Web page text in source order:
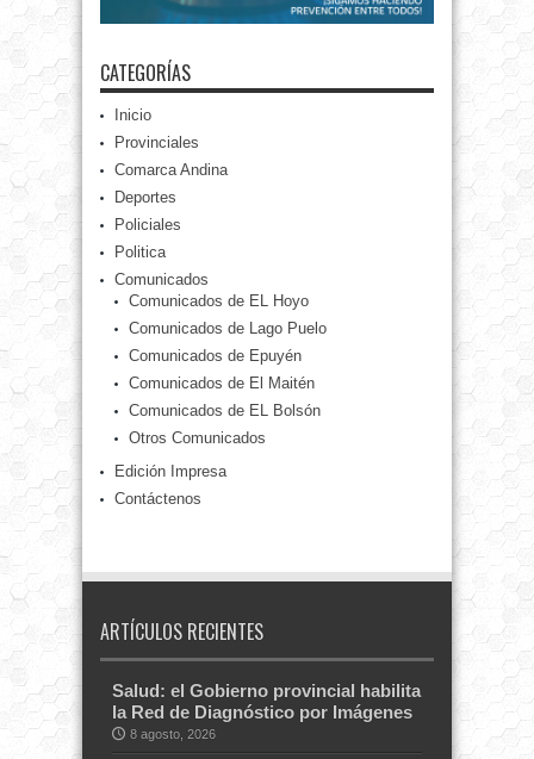
CATEGORÍAS
Inicio
Provinciales
Comarca Andina
Deportes
Policiales
Politica
Comunicados
Comunicados de EL Hoyo
Comunicados de Lago Puelo
Comunicados de Epuyén
Comunicados de El Maitén
Comunicados de EL Bolsón
Otros Comunicados
Edición Impresa
Contáctenos
ARTÍCULOS RECIENTES
Salud: el Gobierno provincial habilita
la Red de Diagnóstico por Imágenes
8 agosto, 2026